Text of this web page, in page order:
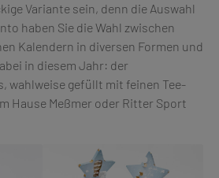
Variante sein, denn die Auswahl
haben Sie die Wahl zwischen
Kalendern in diversen Formen und
in diesem Jahr: der
wahlweise gefüllt mit feinen Tee-
Hause Meßmer oder Ritter Sport